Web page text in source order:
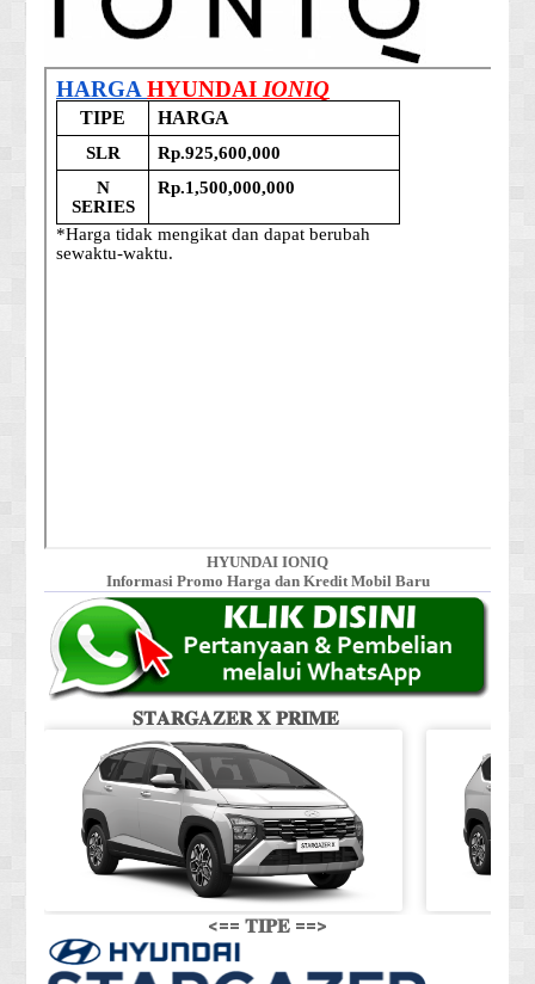
HYUNDAI IONIQ
Informasi Promo Harga dan Kredit Mobil Baru
𝐒𝐓𝐀𝐑𝐆𝐀𝐙𝐄𝐑 𝐗 𝐏𝐑𝐈𝐌𝐄
<== 𝐓𝐈𝐏𝐄 ==>